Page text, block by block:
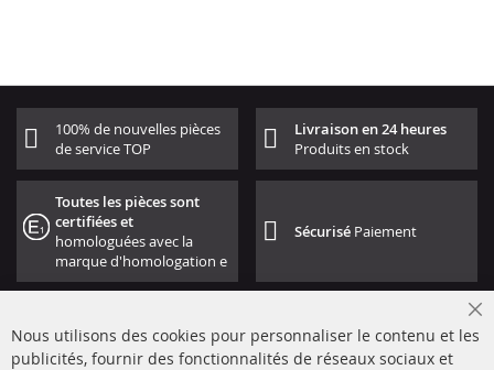
100% de nouvelles pièces
de service TOP
Livraison en 24 heures
Produits en stock
Toutes les pièces sont
certifiées et
homologuées avec la
marque d'homologation e
Sécurisé Paiement
Nous utilisons des cookies pour personnaliser le contenu et les
publicités, fournir des fonctionnalités de réseaux sociaux et